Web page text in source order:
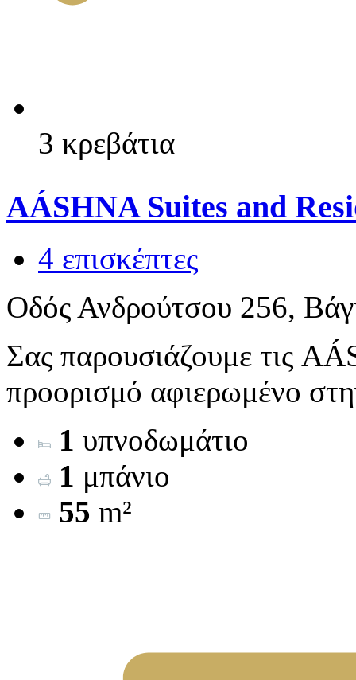
3 κρεβάτια
AÁSHNA Suites and
4 επισκέπτες
Οδός Ανδρούτσου 256,
Σας παρουσιάζουμε τις
προορισμό αφιερωμένο
1 υπνοδωμάτιο
1 μπάνιο
55 m²